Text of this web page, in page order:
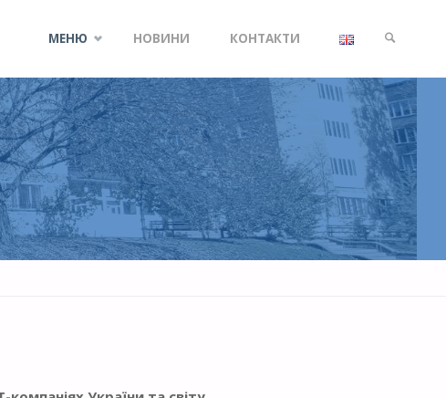
content
МЕНЮ НОВИНИ КОНТАКТИ
SEARCH